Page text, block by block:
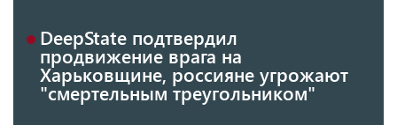
DeepState подтвердил
продвижение врага на
Харьковщине, россияне угрожают
"смертельным треугольником"